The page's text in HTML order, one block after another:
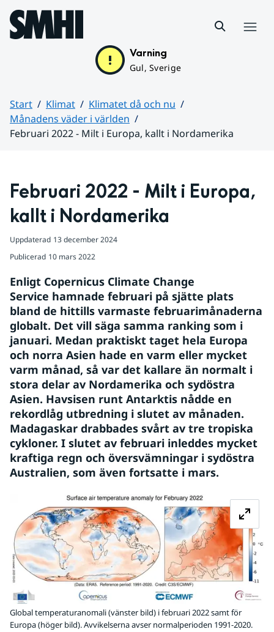
Hoppa till sidans innehåll
Varning
Gul, Sverige
Start Klimat
Klimatet då och nu
Månadens väder i världen
Februari 2022 - Milt i Europa, kallt i Nordamerika
Februari 2022 - Milt i Europa,
kallt i Nordamerika
Uppdaterad 13 december 2024
Publicerad 10 mars 2022
Enligt Copernicus Climate Change
Service hamnade februari på sjätte plats
bland de hittills varmaste februarimånaderna
globalt. Det vill säga samma ranking som i
januari. Medan praktiskt taget hela Europa
och norra Asien hade en varm eller mycket
varm månad, så var det kallare än normalt i
stora delar av Nordamerika och sydöstra
Asien. Havsisen runt Antarktis nådde en
rekordlåg utbredning i slutet av månaden.
Madagaskar drabbades svårt av tre tropiska
cykloner. I slutet av februari inleddes mycket
kraftiga regn och översvämningar i sydöstra
Australien, som även fortsatte i mars.
Global temperaturanomali (vänster bild) i februari 2022 samt för
Europa (höger bild). Avvikelserna avser normalperioden 1991-2020.